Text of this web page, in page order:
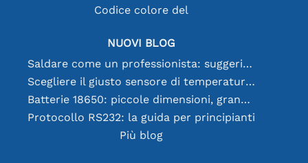
Codice colore del
NUOVI BLOG
Saldare come un professionista: suggerimenti per connessioni elettroniche perfette
Scegliere il giusto sensore di temperatura [youtube]
Batterie 18650: piccole dimensioni, grandi prestazioni
Protocollo RS232: la guida per principianti
Più blog